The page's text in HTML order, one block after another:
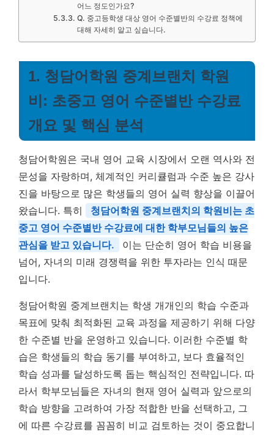
어느 정도인가요?
Q. 중고등학생 대상 영어 수준별반의 수강료 정책에
대해 자세히 알고 싶습니다.
1. 청담어학원 중계브랜치 학원
비: 초중고 영어 수준별반 수강료
개요 및 핵심 분석
청담어학원은 국내 영어 교육 시장에서 오랜 역사와 전
문성을 자랑하며, 체계적인 커리큘럼과 수준 높은 강사
진을 바탕으로 많은 학생들의 영어 실력 향상을 이끌어
왔습니다. 특히
청담어학원 중계브랜치의 학원비는 초
중고 영어 수준별반 수강료에 대한 학부모님들의 높은
관심을 받고 있습니다.
이는 단순히 영어 학습 비용을
넘어, 자녀의 미래 경쟁력을 위한 투자라는 인식 때문
입니다.
청담어학원 중계브랜치는 학생 개개인의 학습 수준과
목표에 맞춰 최적화된 교육 과정을 제공하기 위해 다양
한 수준별 반을 운영하고 있습니다. 이러한 수준별 학
습은 학생들의 학습 동기를 부여하고, 보다 효율적인
학습 성과를 달성하도록 돕는 핵심적인 전략입니다. 따
라서 학부모님들은 자녀의 현재 영어 실력과 앞으로의
학습 방향을 고려하여 가장 적합한 반을 선택하고, 그
에 따른 수강료를 꼼꼼히 비교 검토하는 것이 중요합니